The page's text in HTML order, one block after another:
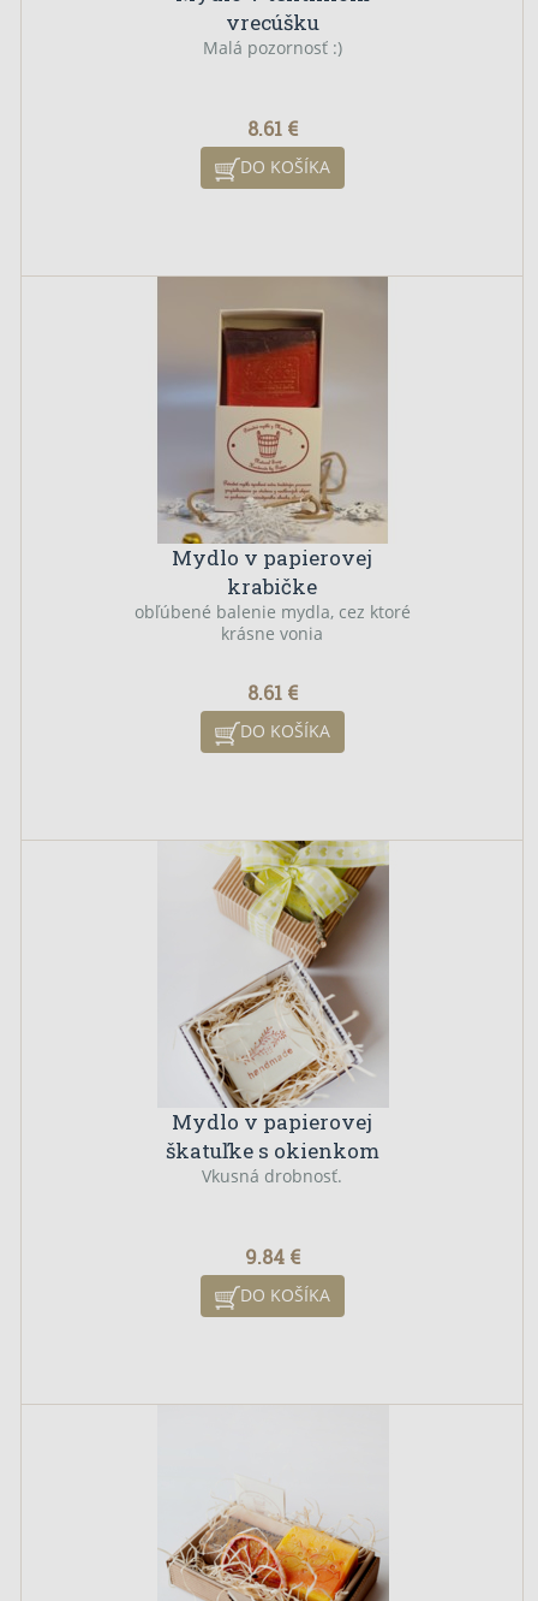
vrecúšku
Malá pozornosť :)
8.61 €
DO KOŠÍKA
Mydlo v papierovej
krabičke
obľúbené balenie mydla, cez ktoré
krásne vonia
8.61 €
DO KOŠÍKA
Mydlo v papierovej
škatuľke s okienkom
Vkusná drobnosť.
9.84 €
DO KOŠÍKA